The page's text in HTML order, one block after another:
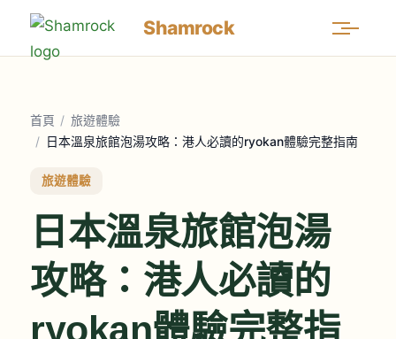
Shamrock
首頁 / 旅遊體驗
/ 日本溫泉旅館泡湯攻略：港人必讀的ryokan體驗完整指南
旅遊體驗
日本溫泉旅館泡湯
攻略：港人必讀的
ryokan體驗完整指